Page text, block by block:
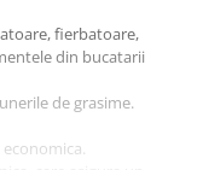
fierbatoare,
din bucatarii
de grasime.